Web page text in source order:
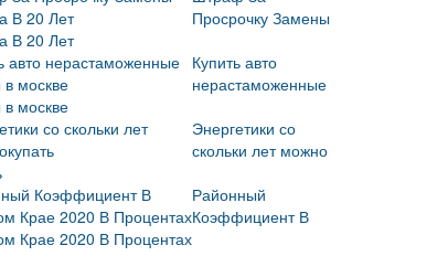
Просрочку Замены
В 20 Лет
Купить авто
нерастаможенные
в москве
Энергетики со
скольки лет можно
Районный
Коэффициент В
Крае 2020 В Процентах